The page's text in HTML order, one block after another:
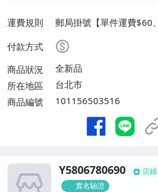
運費規則
郵局掛號【單件運費$60
滿$20000免運費】
付款方式
商品狀況
全新品
所在地區
台北市
商品編號
101156503516
Y5806780690
店鋪
實名驗證